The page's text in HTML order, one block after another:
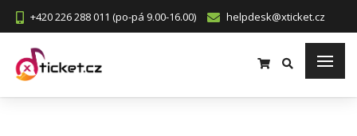
+420 226 288 011 (po-pá 9.00-16.00) helpdesk@xticket.cz